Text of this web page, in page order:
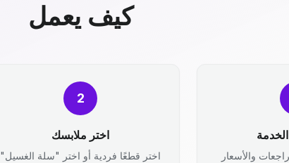
كيف يعمل
والأسعار
2
اختر ملابسك
اختر قطعًا فردية أو اختر "سلة الغسيل"